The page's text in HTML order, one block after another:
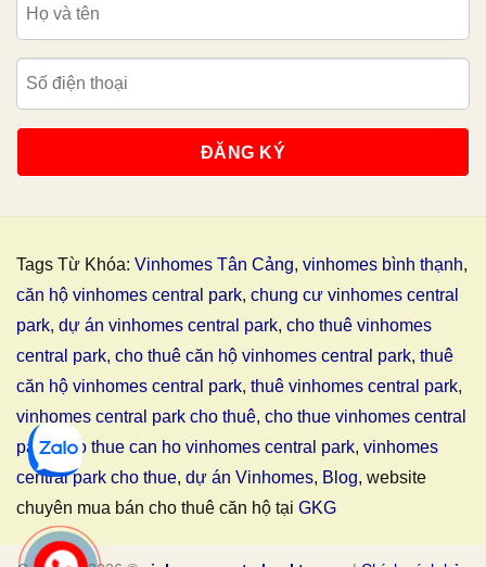
Tags Từ Khóa: Vinhomes Tân Cảng, vinhomes bình thạnh,
căn hộ vinhomes central park, chung cư vinhomes central
park, dự án vinhomes central park, cho thuê vinhomes
central park, cho thuê căn hộ vinhomes central park, thuê
căn hộ vinhomes central park, thuê vinhomes central park,
vinhomes central park cho thuê, cho thue vinhomes central
park,cho thue can ho vinhomes central park, vinhomes
central park cho thue, dự án Vinhomes, Blog, website
chuyên mua bán cho thuê căn hộ tại GKG